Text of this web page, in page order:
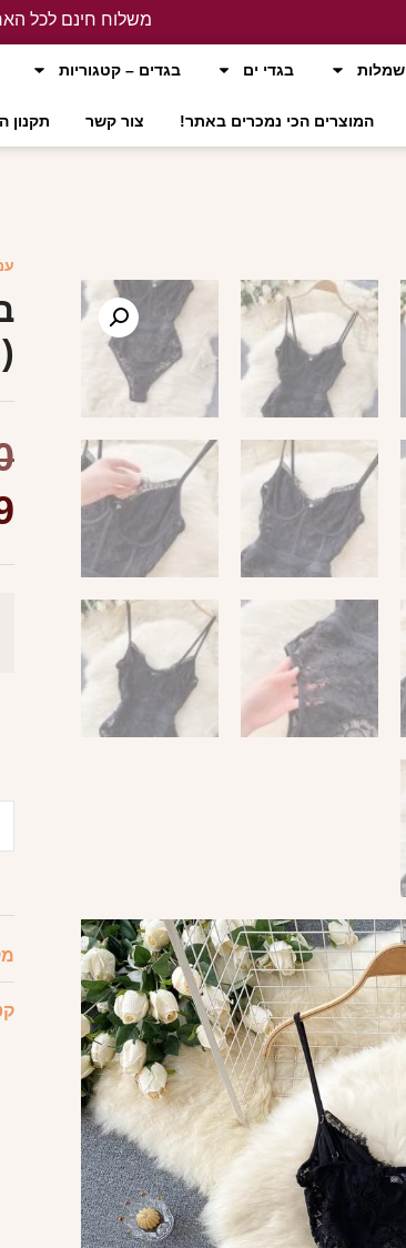
משלוח חינם לכל
שמלות בגדי ים בגדים – קטגוריות
המוצרים הכי נמכרים באתר! צור קשר תקנון